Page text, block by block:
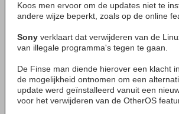
Koos men ervoor om de updates niet te
andere wijze beperkt, zoals op de online
Sony verklaart dat verwijderen van de
van illegale programma's tegen te gaan.
De Finse man diende hierover een klacht
de mogelijkheid ontnomen om een
update werd geïnstalleerd vanuit een
voor het verwijderen van de OtherOS